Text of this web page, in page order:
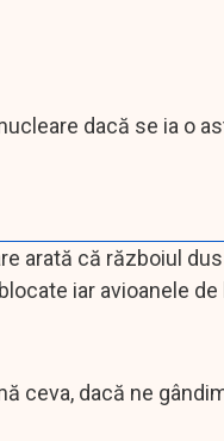
dacă se ia o
arată că războiul
iar avioanele de
ceva, dacă ne